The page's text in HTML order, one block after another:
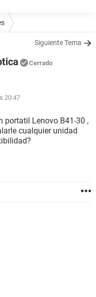
Siguiente Tema
Cerrado
20:47
portatil Lenovo B41-30 ,
cualquier unidad